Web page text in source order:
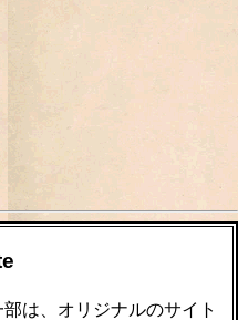
は、オリジナルのサイト